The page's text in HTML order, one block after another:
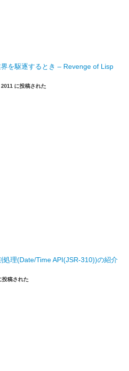
を駆逐するとき – Revenge of Lisp
に投稿された
処理(Date/Time API(JSR-310))の紹介
投稿された